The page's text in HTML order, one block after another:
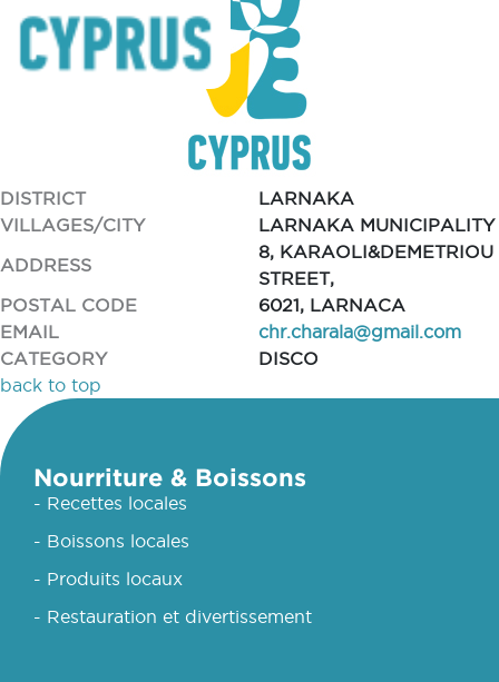
DISTRICT
LARNAKA
VILLAGES/CITY
LARNAKA MUNICIPALITY
ADDRESS
8, KARAOLI&DEMETRIOU
STREET,
POSTAL CODE
6021, LARNACA
EMAIL
chr.charala@gmail.com
CATEGORY
DISCO
back to top
Nourriture & Boissons
- Recettes locales
- Boissons locales
- Produits locaux
- Restauration et divertissement